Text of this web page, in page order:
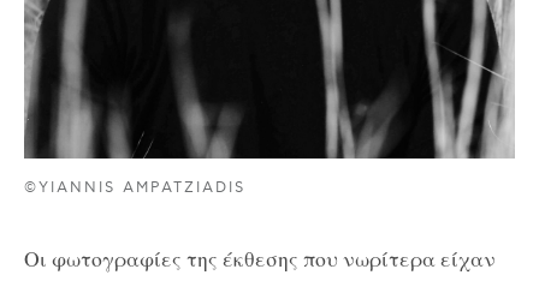
©YIANNIS AMPATZIADIS
Οι φωτογραφίες της έκθεσης που νωρίτερα είχαν